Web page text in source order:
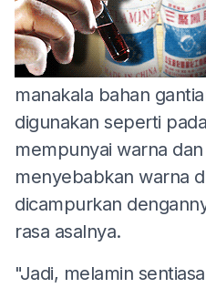
manakala bahan
digunakan seperti
mempunyai warna
menyebabkan warna
dicampurkan
rasa asalnya.
"Jadi, melamin